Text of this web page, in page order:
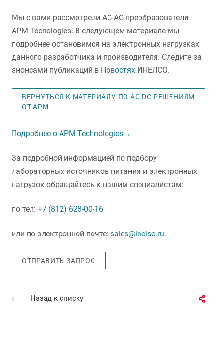
Мы с вами рассмотрели AC-AC преобразователи
APM Tecnologies. В следующем материале мы
подробнее остановимся на электронных нагрузках
данного разработчика и производителя. Следите за
анонсами публикаций в Новостях ИНЕЛСО.
ВЕРНУТЬСЯ К МАТЕРИАЛУ ПО AC-DC РЕШЕНИЯМ
ОТ APM
Подробнее о APM Technologies→
За подробной информацией по подбору
лабораторных источников питания и электронных
нагрузок обращайтесь к нашим специалистам:
по тел: +7 (812) 628-00-16
или по электронной почте: sales@inelso.ru.
ОТПРАВИТЬ ЗАПРОС
Назад к списку